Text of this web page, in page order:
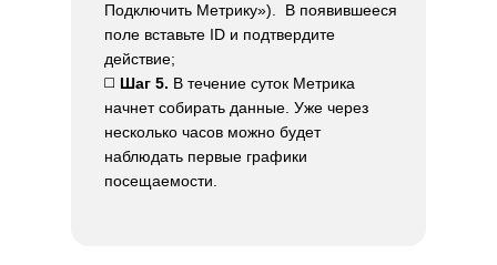
Подключить Метрику»). В появившееся
поле вставьте ID и подтвердите
действие;
◻️ Шаг 5. В течение суток Метрика
начнет собирать данные. Уже через
несколько часов можно будет
наблюдать первые графики
посещаемости.